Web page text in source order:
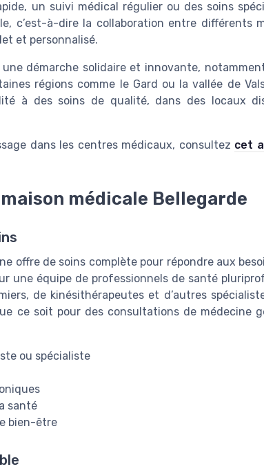
un suivi médical régulier ou des soins
c’est-à-dire la collaboration entre différents
et personnalisé.
démarche solidaire et innovante,
régions comme le Gard ou la vallée de
à des soins de qualité, dans des locaux
dans les centres médicaux, consultez cet
médicale Bellegarde
offre de soins complète pour répondre aux
une équipe de professionnels de santé
de kinésithérapeutes et d’autres
ce soit pour des consultations de médecine
ou spécialiste
santé
bien-être